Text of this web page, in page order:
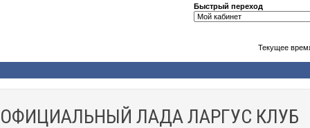
Быстрый переход
Текущее
ОФИЦИАЛЬНЫЙ ЛАДА ЛАРГУС КЛУБ